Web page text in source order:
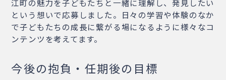
江町の魅力を子どもたちと一緒に理解し、発見したい
という想いで応募しました。日々の学習や体験のなか
で子どもたちの成長に繋がる場になるように様々なコ
ンテンツを考えてます。
今後の抱負・任期後の目標